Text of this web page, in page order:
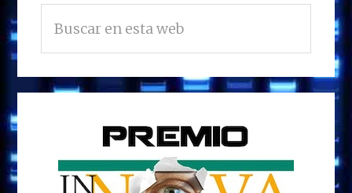
LATERAL
PRINCIPAL
en
esta
web